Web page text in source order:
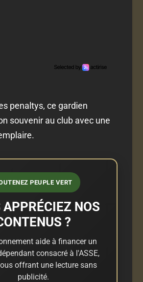
penaltys, ce gardien
souvenir au club avec une
PEUPLE VERT
APPRÉCIEZ NOS
?
aide à financer un
consacré à l'ASSE,
offrant une lecture sans
publicité.